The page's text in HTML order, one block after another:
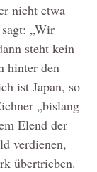
nicht etwa
„Wir
steht kein
hinter den
ist Japan, so
„bislang
Elend der
verdienen,
übertrieben.